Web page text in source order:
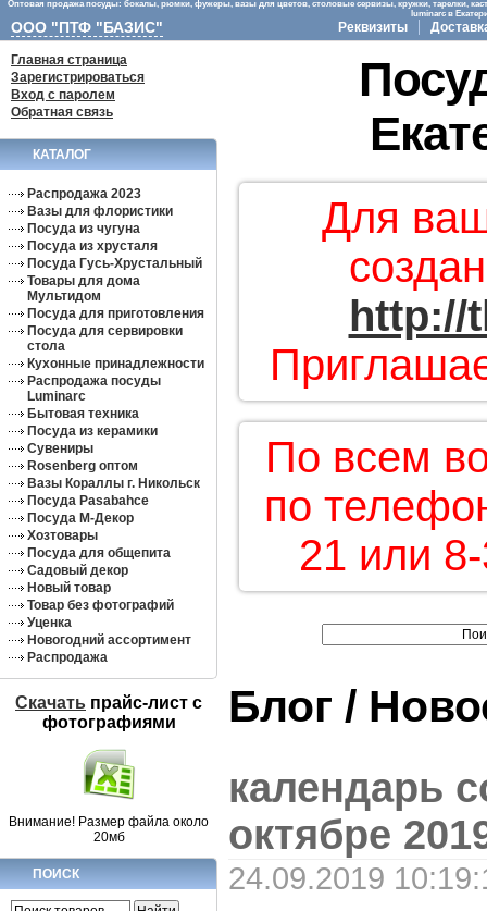
Оптовая продажа посуды: бокалы, рюмки, фужеры, вазы для цветов, столовые сервизы, кружки, тарелки,
luminarc в
ООО "ПТФ "БАЗИС" Реквизиты
Главная страница
Зарегистрироваться
Вход с паролем
Обратная связь
КАТАЛОГ
Распродажа 2023
Вазы для флористики
Посуда из чугуна
Посуда из хрусталя
Посуда Гусь-Хрустальный
Товары для дома
Мультидом
Посуда для приготовления
Посуда для сервировки
стола
Кухонные принадлежности
Распродажа посуды
Luminarc
Бытовая техника
Посуда из керамики
Сувениры
Rosenberg оптом
Вазы Кораллы г. Никольск
Посуда Pasabahce
Посуда М-Декор
Хозтовары
Посуда для общепита
Садовый декор
Новый товар
Товар без фотографий
Уценка
Новогодний ассортимент
Распродажа
Скачать прайс-лист c
фотографиями
Внимание! Размер файла около
20мб
ПОИСК
Для
http://
По всем
по
21 или
Блог /
календарь
октябре
24.09.2019